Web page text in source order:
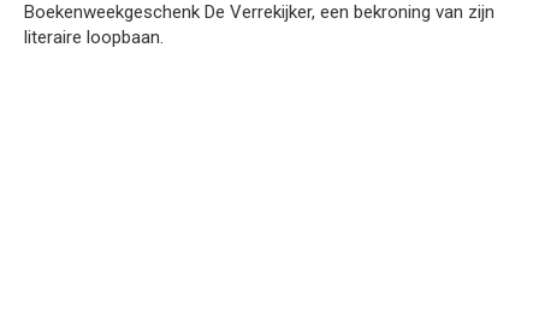
Boekenweekgeschenk De Verrekijker, een bekroning van zijn
literaire loopbaan.